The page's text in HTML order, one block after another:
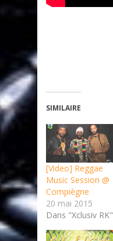
SIMILAIRE
[Video] Reggae
Music Session @
Compiègne
20 mai 2015
Dans "Xclusiv RK"